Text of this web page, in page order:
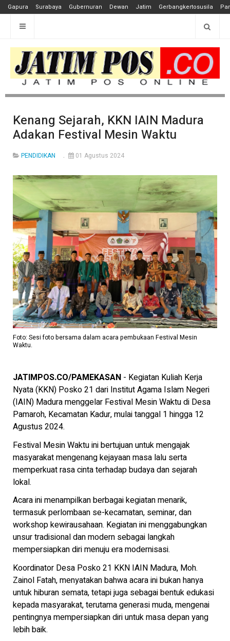
Gapura Surabaya Gubernuran Dewan Jatim Gerbangkertosusila
Kenang Sejarah, KKN IAIN Madura
Adakan Festival Mesin Waktu
PENDIDIKAN 01 Agustus 2024
Foto: Sesi foto bersama dalam acara pembukaan Festival Mesin
Waktu.
JATIMPOS.CO/PAMEKASAN - Kegiatan Kuliah Kerja
Nyata (KKN) Posko 21 dari Institut Agama Islam Negeri
(IAIN) Madura menggelar Festival Mesin Waktu di Desa
Pamaroh, Kecamatan Kadur, mulai tanggal 1 hingga 12
Agustus 2024.
Festival Mesin Waktu ini bertujuan untuk mengajak
masyarakat mengenang kejayaan masa lalu serta
memperkuat rasa cinta terhadap budaya dan sejarah
lokal.
Acara ini menampilkan berbagai kegiatan menarik,
termasuk perlombaan se-kecamatan, seminar, dan
workshop kewirausahaan. Kegiatan ini menggabungkan
unsur tradisional dan modern sebagai langkah
mempersiapkan diri menuju era modernisasi.
Koordinator Desa Posko 21 KKN IAIN Madura, Moh.
Zainol Fatah, menyatakan bahwa acara ini bukan hanya
untuk hiburan semata, tetapi juga sebagai bentuk edukasi
kepada masyarakat, terutama generasi muda, mengenai
pentingnya mempersiapkan diri untuk masa depan yang
lebih baik.